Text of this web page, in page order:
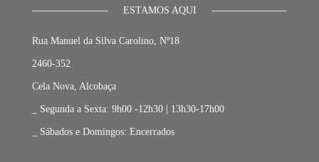
ESTAMOS AQUI
Rua Manuel da Silva Carolino, Nº18
2460-352
Cela Nova, Alcobaça
_ Segunda a Sexta: 9h00 -12h30 | 13h30-17h00
_ Sábados e Domingos: Encerrados